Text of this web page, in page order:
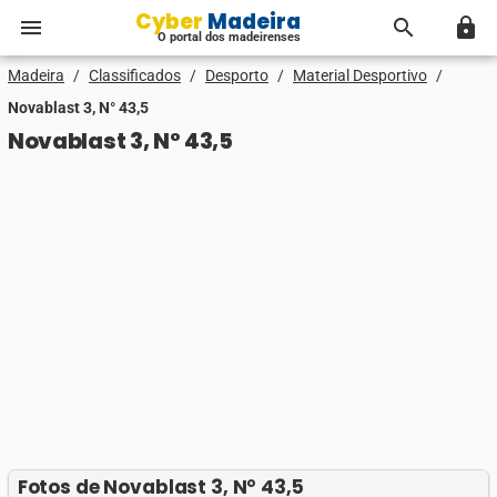
menu Cyber Madeira
O portal dos madeirenses search lock
Madeira / Classificados / Desporto / Material Desportivo /
Novablast 3, N° 43,5
Novablast 3, N° 43,5
Fotos de Novablast 3, N° 43,5